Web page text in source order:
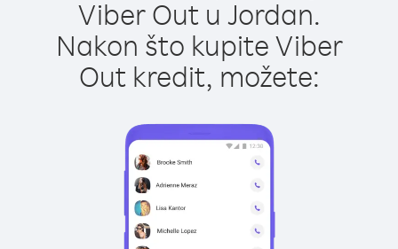
Viber Out u Jordan.
Nakon što kupite Viber
Out kredit, možete: